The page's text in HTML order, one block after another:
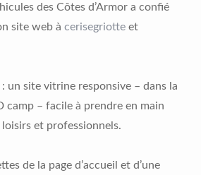
des Côtes d’Armor a confié
site web à cerisegriotte et
un site vitrine responsive – dans la
camp – facile à prendre en main
et professionnels.
de la page d’accueil et d’une